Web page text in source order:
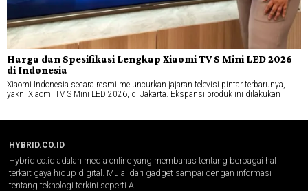
Harga dan Spesifikasi Lengkap Xiaomi TV S Mini LED 2026
di Indonesia
Xiaomi Indonesia secara resmi meluncurkan jajaran televisi pintar terbarunya,
yakni Xiaomi TV S Mini LED 2026, di Jakarta. Ekspansi produk ini dilakukan
HYBRID.CO.ID
Hybrid.co.id adalah media online yang membahas tentang berbagai hal
terkait gaya hidup digital. Mulai dari gadget sampai dengan informasi
tentang teknologi terkini seperti AI.